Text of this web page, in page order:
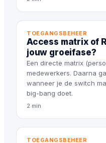
TOEGANGSBEHEER
Access matrix of
jouw groeifase?
Een directe matrix
medewerkers. Daarna
wanneer je de switch
big-bang doet.
2 min
TOEGANGSBEHEER